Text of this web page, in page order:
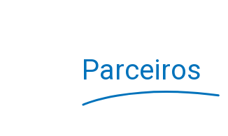
Parceiros